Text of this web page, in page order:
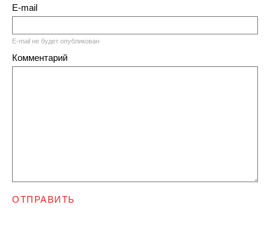
E-mail
E-mail не будет опубликован
Комментарий
ОТПРАВИТЬ